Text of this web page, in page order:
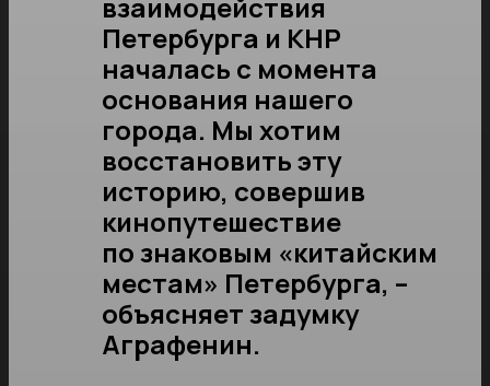
взаимодействия
Петербурга и КНР
началась с момента
основания нашего
города. Мы хотим
восстановить эту
историю, совершив
кинопутешествие
по знаковым «китайским
местам» Петербурга, –
объясняет задумку
Аграфенин.